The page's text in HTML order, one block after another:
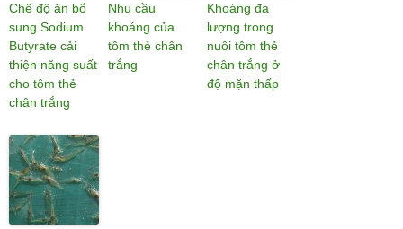
Chế độ ăn bổ
sung Sodium
Butyrate cải
thiện năng suất
cho tôm thẻ
chân trắng
Nhu cầu
khoáng của
tôm thẻ chân
trắng
Khoáng đa
lượng trong
nuôi tôm thẻ
chân trắng ở
độ mặn thấp